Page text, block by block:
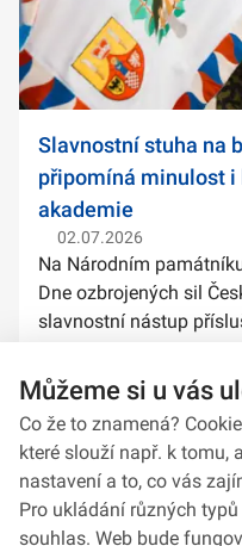
Slavnostní stuha na
připomíná minulost i
akademie
02.07.2026
Na Národním
Dne ozbrojených sil
slavnostní nástup
stuh na bojové prapory
Můžeme si u vás
Co že to znamená?
které slouží např. k tomu,
nastavení a to, co vás
Pro ukládání různých
souhlas. Web bude